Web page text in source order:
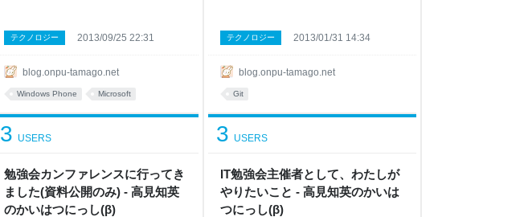
blog.onpu-tamago.net
テクノロジー 2013/09/25 22:31
Windows Phone Microsoft
blog.onpu-tamago.net
テクノロジー 2013/01/31 14:34
Git
勉強会カンファレンスに行ってき
ました(資料公開のみ) - 高見知英
のかいはつにっし(β)
3 USERS
IT勉強会主催者として、わたしが
やりたいこと - 高見知英のかいは
つにっし(β)
3 USERS